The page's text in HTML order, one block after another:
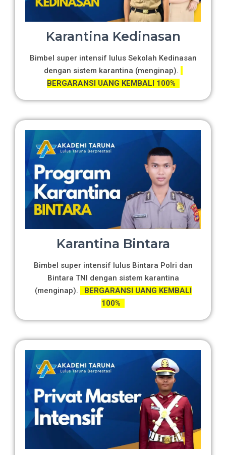
Karantina Kedinasan
Bimbel super intensif lulus Sekolah Kedinasan
dengan sistem karantina (menginap).
BERGARANSI UANG KEMBALI 100%
Karantina Bintara
Bimbel super intensif lulus Bintara Polri dan
Bintara TNI dengan sistem karantina
(menginap).
BERGARANSI UANG KEMBALI
100%